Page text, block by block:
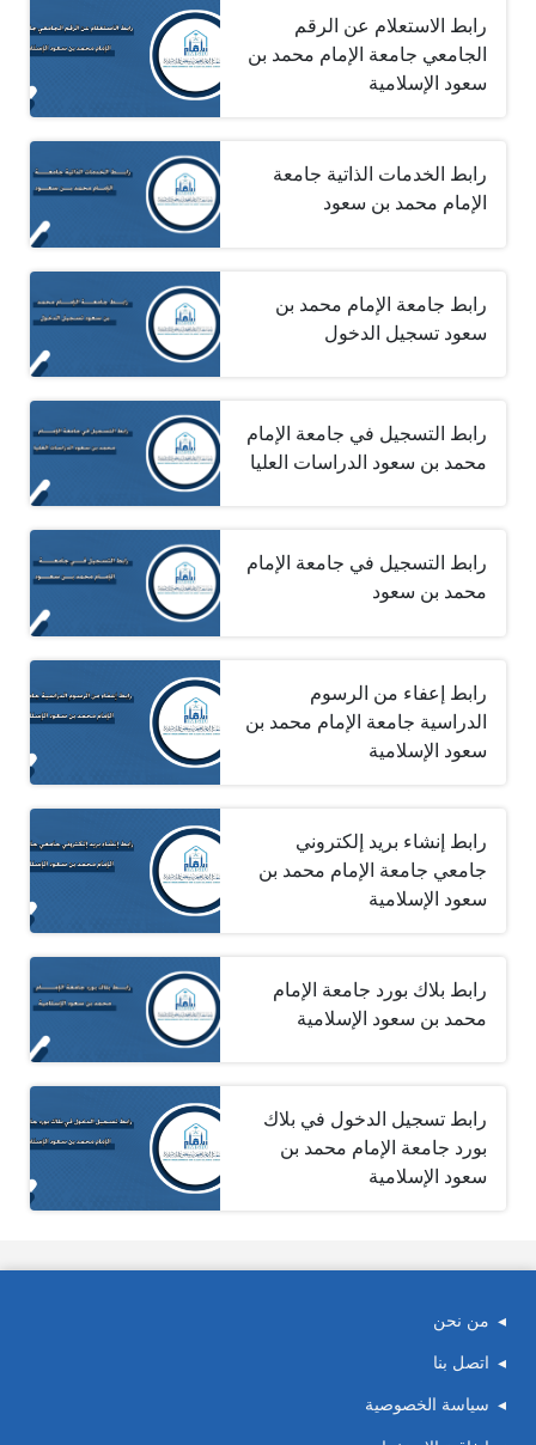
رابط الاستعلام عن الرقم
الجامعي جامعة الإمام محمد بن
سعود الإسلامية
رابط الخدمات الذاتية جامعة
الإمام محمد بن سعود
رابط جامعة الإمام محمد بن
سعود تسجيل الدخول
رابط التسجيل في جامعة الإمام
محمد بن سعود الدراسات العليا
رابط التسجيل في جامعة الإمام
محمد بن سعود
رابط إعفاء من الرسوم
الدراسية جامعة الإمام محمد بن
سعود الإسلامية
رابط إنشاء بريد إلكتروني
جامعي جامعة الإمام محمد بن
سعود الإسلامية
رابط بلاك بورد جامعة الإمام
محمد بن سعود الإسلامية
رابط تسجيل الدخول في بلاك
بورد جامعة الإمام محمد بن
سعود الإسلامية
من نحن
اتصل بنا
سياسة الخصوصية